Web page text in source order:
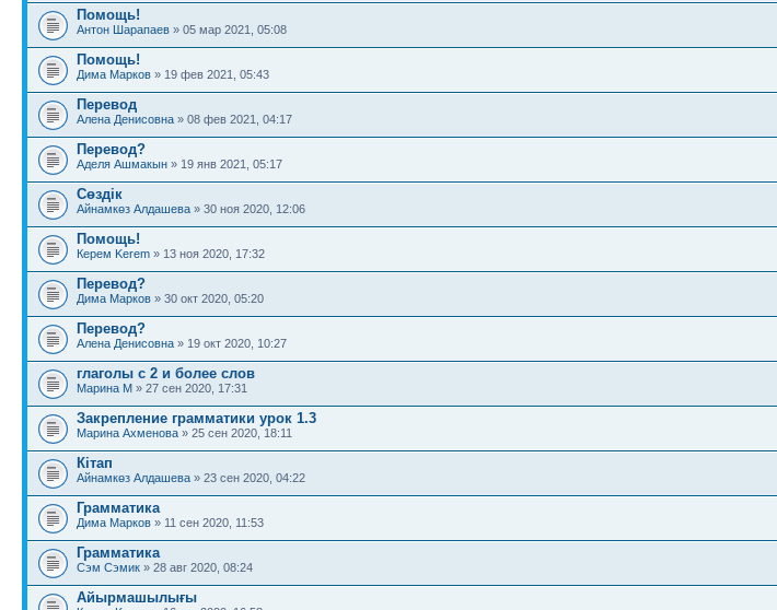
Помощь!
Антон Шарапаев » 05 мар 2021, 05:08
Помощь!
Дима Марков » 19 фев 2021, 05:43
Перевод
Алена Денисовна » 08 фев 2021, 04:17
Перевод?
Аделя Ашмакын » 19 янв 2021, 05:17
Сөздік
Айнамкөз Алдашева » 30 ноя 2020, 12:06
Помощь!
Керем Kerem » 13 ноя 2020, 17:32
Перевод?
Дима Марков » 30 окт 2020, 05:20
Перевод?
Алена Денисовна » 19 окт 2020, 10:27
глаголы с 2 и более слов
Марина М » 27 сен 2020, 17:31
Закрепление грамматики урок 1.3
Марина Ахменова » 25 сен 2020, 18:11
Кітап
Айнамкөз Алдашева » 23 сен 2020, 04:22
Грамматика
Дима Марков » 11 сен 2020, 11:53
Грамматика
Сэм Сэмик » 28 авг 2020, 08:24
Айырмашылығы